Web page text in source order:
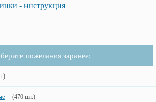
- инструкция
пожелания заранее:
(470 шт.)